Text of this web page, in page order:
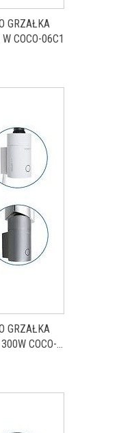
GRZAŁKA
COCO-06C1
GRZAŁKA
COCO-